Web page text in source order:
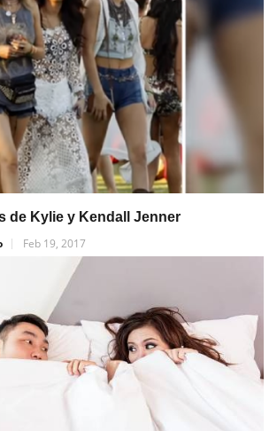
de Kylie y Kendall Jenner
Feb 19, 2017